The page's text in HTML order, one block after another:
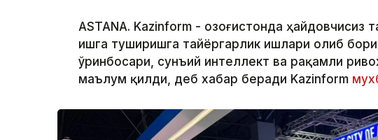
ASTANA. Kazinform - Қозоғистонда ҳайдовчисиз
ишга туширишга тайёргарлик ишлари олиб
ўринбосари, сунъий интеллект ва рақамли
маълум қилди, деб хабар беради Kazinform